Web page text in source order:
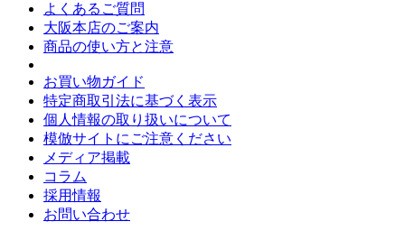
よくあるご質問
大阪本店のご案内
商品の使い方と注意
お買い物ガイド
特定商取引法に基づく表示
個人情報の取り扱いについて
模倣サイトにご注意ください
メディア掲載
コラム
採用情報
お問い合わせ